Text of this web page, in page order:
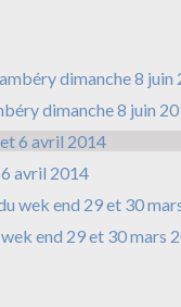
dimanche 8 juin
avril 2014
end 29 et 30 mars